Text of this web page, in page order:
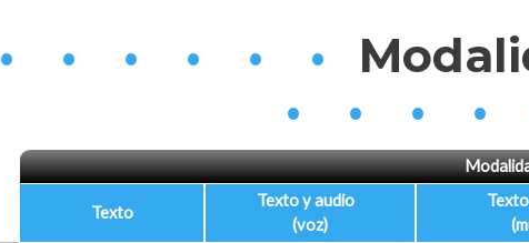
• • • • • •
• • • •
Texto
Texto y audio
(voz)